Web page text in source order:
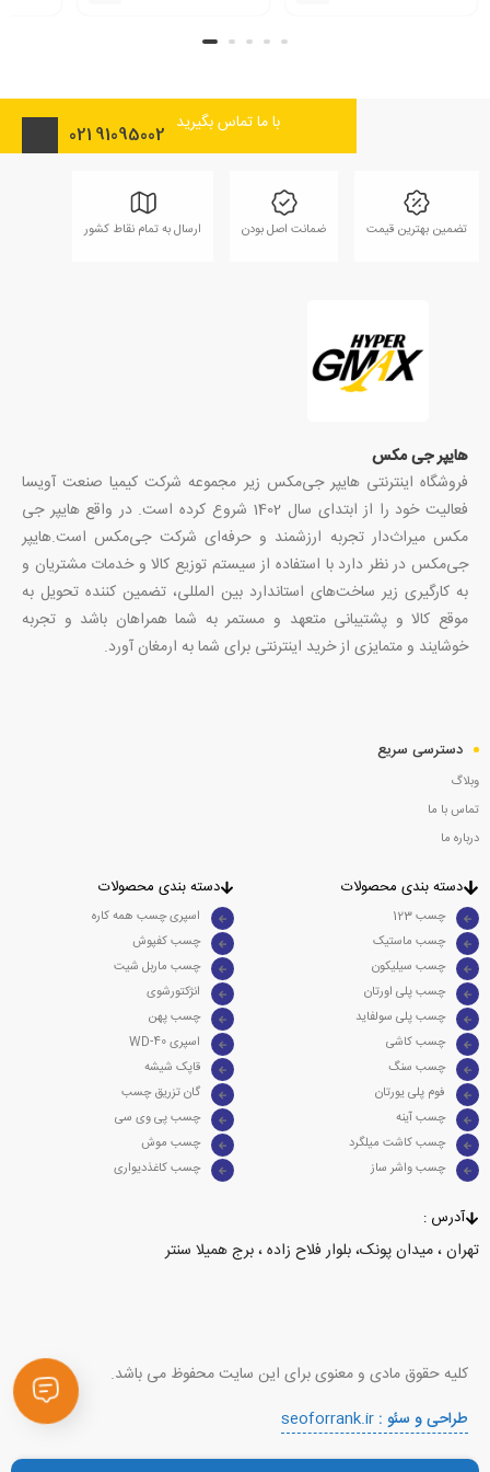
91095002
021 با ما تماس بگیرید
تضمین بهترین قیمت ضمانت اصل بودن ارسال به تمام نقاط کشور
هایپر جی مکس
فروشگاه اینترنتی هایپر جی‌مکس زیر مجموعه شرکت کیمیا صنعت آویسا
فعالیت خود را از ابتدای سال 1402 شروع کرده است. در واقع هایپر جی
مکس میراث‌دار تجربه ارزشمند و حرفه‌ای شرکت جی‌مکس است.هایپر
جی‌مکس در نظر دارد با استفاده از سیستم توزیع کالا و خدمات مشتریان و
به کارگیری زیر ساخت‌های استاندارد بین المللی، تضمین کننده تحویل به
موقع کالا و پشتیبانی متعهد و مستمر به شما همراهان باشد و تجربه
خوشایند و متمایزی از خرید اینترنتی برای شما به ارمغان آورد.
دسترسی سریع
وبلاگ
تماس با ما
درباره ما
دسته بندی محصولات
چسب 123
چسب ماستیک
چسب سیلیکون
چسب پلی اورتان
چسب پلی سولفاید
چسب کاشی
چسب سنگ
فوم پلی یورتان
چسب آینه
چسب کاشت میلگرد
چسب واشر ساز
دسته بندی محصولات
اسپری چسب همه کاره
چسب کفپوش
چسب ماربل شیت
انژکتورشوی
چسب پهن
WD-40 اسپری
قاپک شیشه
گان تزریق چسب
چسب پی وی سی
چسب موش
چسب کاغذدیواری
آدرس :
تهران ، میدان پونک، بلوار فلاح زاده ، برج همیلا سنتر
کلیه حقوق مادی و معنوی برای این سایت محفوظ می باشد.
طراحی و سئو :